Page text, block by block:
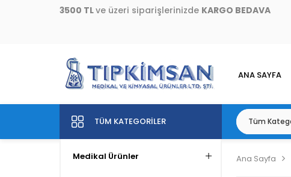
3500 TL ve üzeri siparişlerinizde KARGO BEDAVA
ANA SAYFA
TÜM KATEGORILER
Medikal Ürünler Ana Sayfa